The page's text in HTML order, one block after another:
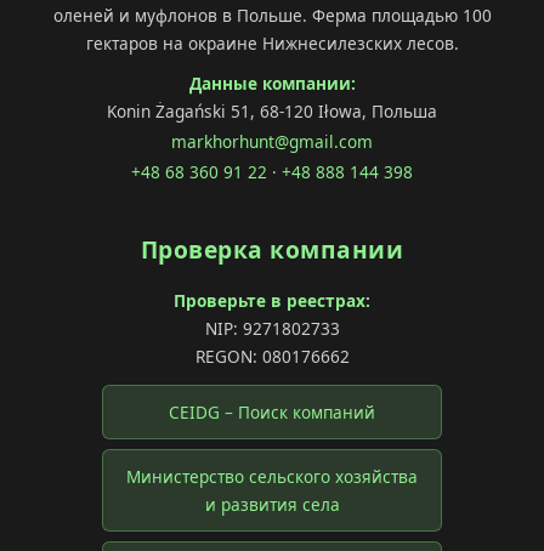
оленей и муфлонов в Польше. Ферма площадью 100
гектаров на окраине Нижнесилезских лесов.
Данные компании:
Konin Żagański 51, 68-120 Iłowa, Польша
markhorhunt@gmail.com
+48 68 360 91 22 · +48 888 144 398
Проверка компании
Проверьте в реестрах:
NIP: 9271802733
REGON: 080176662
CEIDG – Поиск компаний
Министерство сельского хозяйства
и развития села